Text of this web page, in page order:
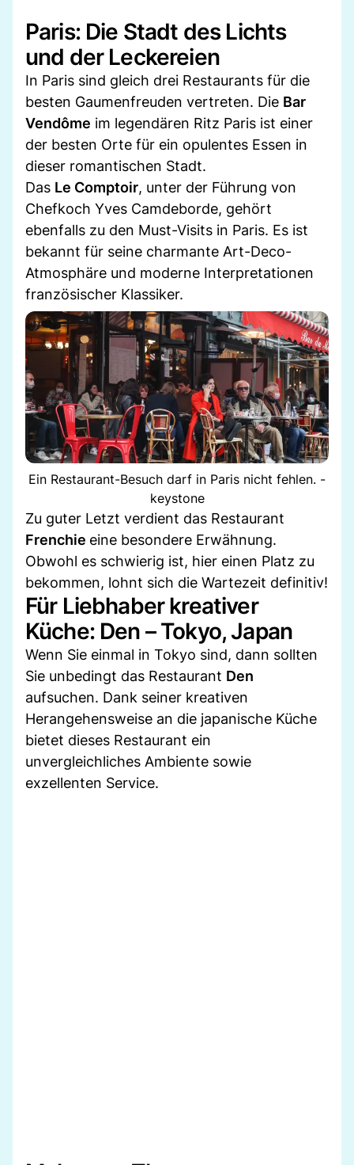
Paris: Die Stadt des Lichts
und der Leckereien
In Paris sind gleich drei Restaurants für die
besten Gaumenfreuden vertreten. Die Bar
Vendôme im legendären Ritz Paris ist einer
der besten Orte für ein opulentes Essen in
dieser romantischen Stadt.
Das Le Comptoir, unter der Führung von
Chefkoch Yves Camdeborde, gehört
ebenfalls zu den Must-Visits in Paris. Es ist
bekannt für seine charmante Art-Deco-
Atmosphäre und moderne Interpretationen
französischer Klassiker.
Ein Restaurant-Besuch darf in Paris nicht fehlen. -
keystone
Zu guter Letzt verdient das Restaurant
Frenchie eine besondere Erwähnung.
Obwohl es schwierig ist, hier einen Platz zu
bekommen, lohnt sich die Wartezeit definitiv!
Für Liebhaber kreativer
Küche: Den – Tokyo, Japan
Wenn Sie einmal in Tokyo sind, dann sollten
Sie unbedingt das Restaurant Den
aufsuchen. Dank seiner kreativen
Herangehensweise an die japanische Küche
bietet dieses Restaurant ein
unvergleichliches Ambiente sowie
exzellenten Service.